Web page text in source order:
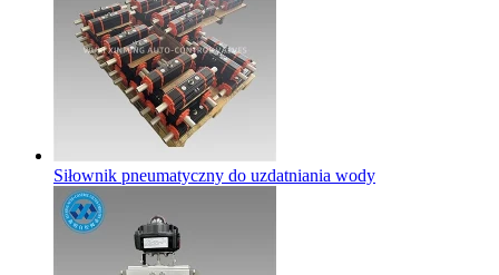
Siłownik pneumatyczny do uzdatniania wody